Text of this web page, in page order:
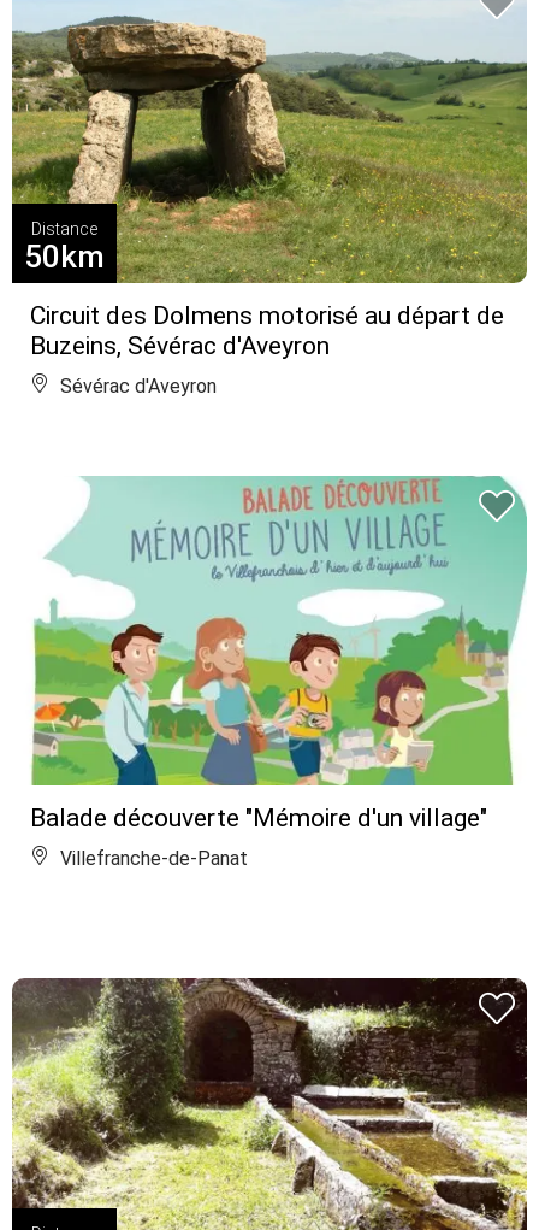
Circuit des Dolmens motorisé au départ de
Buzeins, Sévérac d'Aveyron
Distance
50km
Sévérac d'Aveyron
Balade découverte "Mémoire d'un village"
Villefranche-de-Panat